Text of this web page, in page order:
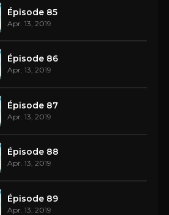
Épisode 85
Apr. 13, 2019
Épisode 86
Apr. 13, 2019
Épisode 87
Apr. 13, 2019
Épisode 88
Apr. 13, 2019
Épisode 89
Apr. 13, 2019